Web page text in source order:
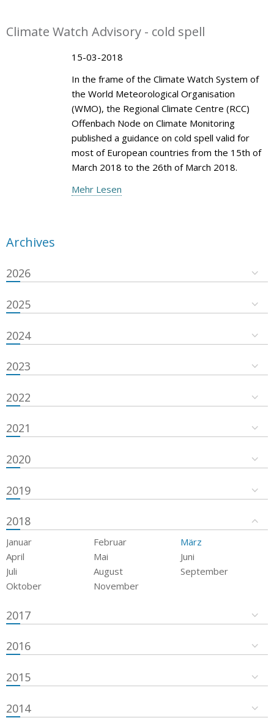
Climate Watch Advisory - cold spell
15-03-2018
In the frame of the Climate Watch System of
the World Meteorological Organisation
(WMO), the Regional Climate Centre (RCC)
Offenbach Node on Climate Monitoring
published a guidance on cold spell valid for
most of European countries from the 15th of
March 2018 to the 26th of March 2018.
Mehr Lesen
Archives
2026
2025
2024
2023
2022
2021
2020
2019
2018
Januar Februar
März
April
Mai
Juni
Juli
August
September
Oktober
November
2017
2016
2015
2014